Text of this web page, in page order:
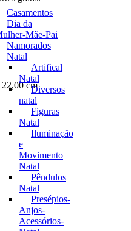
Casamentos
Dia da
Mãe-Pai
Namorados
Natal
Artifical
Natal
Diversos
natal
Figuras
Natal
Iluminação
e
Movimento
Natal
Pêndulos
Natal
Presépios-
Anjos-
Acessórios-
cm